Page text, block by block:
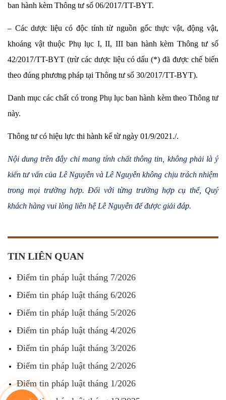
ban hành kèm Thông tư số 06/2017/TT-BYT.
– Các dược liệu có độc tính từ nguồn gốc thực vật, động vật,
khoáng vật thuộc Phụ lục I, II, III ban hành kèm Thông tư số
42/2017/TT-BYT (trừ các dược liệu có dấu (*) đã được chế biến
theo đúng phương pháp tại Thông tư số 30/2017/TT-BYT).
Danh mục các chất có trong Phụ lục ban hành kèm theo Thông tư
này.
Thông tư có hiệu lực thi hành kể từ ngày 01/9/2021./.
Nội dung trên đây chỉ mang tính chất thông tin, không phải là ý
kiến tư vấn của Lê Nguyễn và Lê Nguyễn không chịu trách nhiệm
trong mọi trường hợp. Đối với từng trường hợp cụ thể, Quý
khách hàng vui lòng liên hệ Lê Nguyễn để được giải đáp.
TIN LIÊN QUAN
Điểm tin pháp luật tháng 7/2026
Điểm tin pháp luật tháng 6/2026
Điểm tin pháp luật tháng 5/2026
Điểm tin pháp luật tháng 4/2026
Điểm tin pháp luật tháng 3/2026
Điểm tin pháp luật tháng 2/2026
Điểm tin pháp luật tháng 1/2026